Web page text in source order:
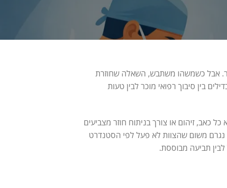
אבל כשמשהו משתבש, השאלה שחוזרת
בין סיבוך רפואי מוכר לבין טעות
כאב, זיהום או צורך בניתוח חוזר מצביעים
משום שהצוות לא פעל לפי הסטנדרט
תביעה מבוססת.